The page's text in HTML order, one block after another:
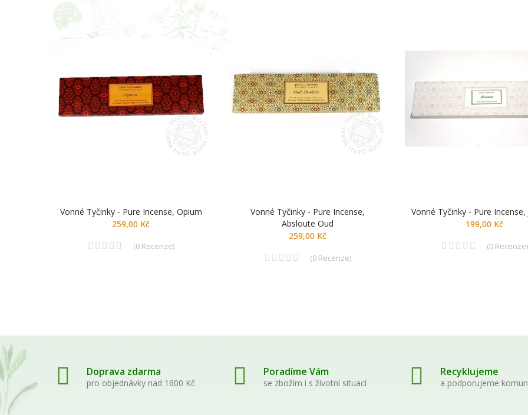
Vonné Tyčinky - Pure Incense, Opium
259,00 Kč
(0Recenze)
Vonné Tyčinky - Pure Incense,
Absloute Oud
259,00 Kč
(0Recenze)
Vonné Tyčinky - Pure Incense,
199,00 Kč
(0Recenze)
Doprava zdarma
pro objednávky nad 1600 Kč
Poradíme Vám
se zbožím i s životní situací
Recyklujeme
a podporujeme